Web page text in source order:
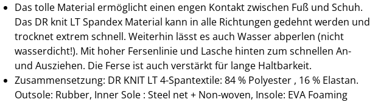
Das tolle Material ermöglicht einen engen Kontakt zwischen Fuß und Schuh.
Das DR knit LT Spandex Material kann in alle Richtungen gedehnt werden und
trocknet extrem schnell. Weiterhin lässt es auch Wasser abperlen (nicht
wasserdicht!). Mit hoher Fersenlinie und Lasche hinten zum schnellen An-
und Ausziehen. Die Ferse ist auch verstärkt für lange Haltbarkeit.
Zusammensetzung: DR KNIT LT 4-Spantextile: 84 % Polyester , 16 % Elastan.
Outsole: Rubber, Inner Sole : Steel net + Non-woven, Insole: EVA Foaming